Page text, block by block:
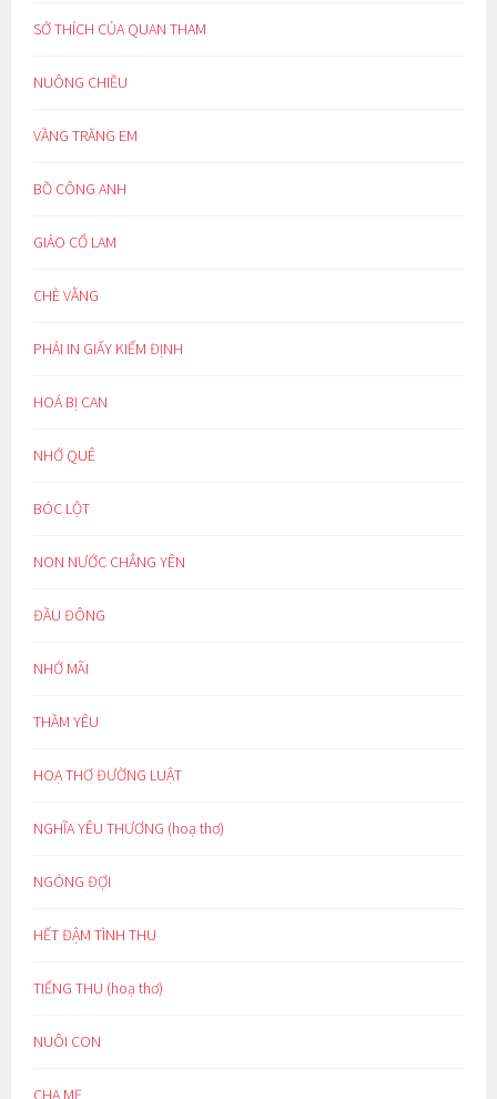
SỞ THÍCH CỦA QUAN THAM
NUÔNG CHIỀU
VẦNG TRĂNG EM
BỒ CÔNG ANH
GIẢO CỔ LAM
CHÈ VẰNG
PHẢI IN GIẤY KIỂM ĐỊNH
HOÁ BỊ CAN
NHỚ QUÊ
BÓC LỘT
NON NƯỚC CHẲNG YÊN
ĐẦU ĐÔNG
NHỚ MÃI
THẦM YÊU
HOẠ THƠ ĐƯỜNG LUẬT
NGHĨA YÊU THƯƠNG (hoạ thơ)
NGÓNG ĐỢI
HẾT ĐẬM TÌNH THU
TIẾNG THU (hoạ thơ)
NUÔI CON
CHA MẸ